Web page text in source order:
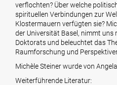
verflochten? Über welche
spirituellen Verbindungen zur
Klostermauern verfügten sie?
der Universität Basel, nimmt uns
Doktorats und beleuchtet das
Raumforschung und
Michèle Steiner wurde von
Weiterführende Literatur: